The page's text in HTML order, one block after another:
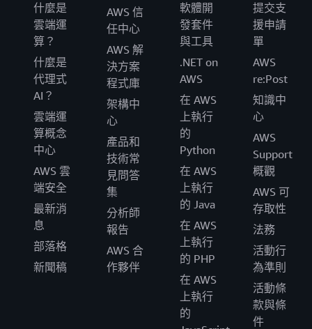
什麼是
雲端運
算？
什麼是
代理式
AI？
雲端運
算概念
中心
AWS 雲
端安全
最新消
息
部落格
新聞稿
AWS 信
任中心
AWS 解
決方案
程式庫
架構中
心
產品和
技術常
見問答
集
分析師
報告
AWS 合
作夥伴
軟體開
發套件
與工具
.NET on
AWS
在 AWS
上執行
的
Python
在 AWS
上執行
的 Java
在 AWS
上執行
的 PHP
在 AWS
上執行
的
提交支
援申請
單
AWS
re:Post
知識中
心
AWS
Support
概觀
AWS 可
存取性
法務
活動行
為準則
活動條
款與條
件